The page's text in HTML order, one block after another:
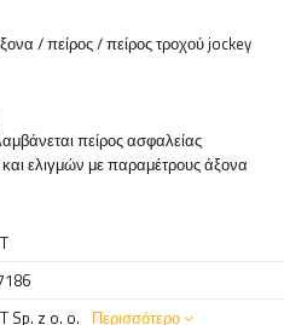
/ πείρος / πείρος τροχού jockey
πείρος ασφαλείας
και ελιγμών με παραμέτρους άξονα
Sp. z o. o. Περισσότερο